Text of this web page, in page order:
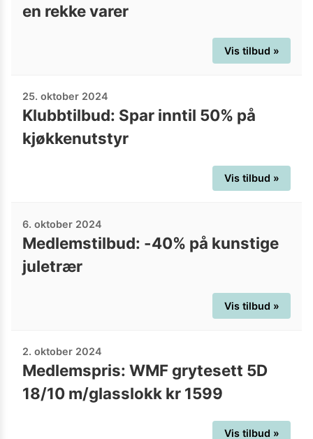
en rekke varer
Vis tilbud »
25. oktober 2024
Klubbtilbud: Spar inntil 50% på
kjøkkenutstyr
Vis tilbud »
6. oktober 2024
Medlemstilbud: -40% på kunstige
juletrær
Vis tilbud »
2. oktober 2024
Medlemspris: WMF grytesett 5D
18/10 m/glasslokk kr 1599
Vis tilbud »